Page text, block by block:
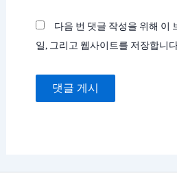
다음 번 댓글 작성을 위해 이
일, 그리고 웹사이트를 저장합니